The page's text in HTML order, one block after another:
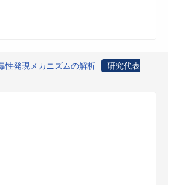
性発現メカニズムの解析
研究代表